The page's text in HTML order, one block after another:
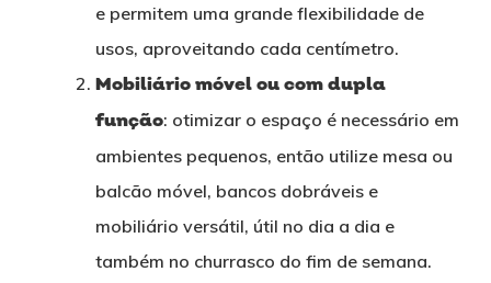
e permitem uma grande flexibilidade de
usos, aproveitando cada centímetro.
Mobiliário móvel ou com dupla
função: otimizar o espaço é necessário em
ambientes pequenos, então utilize mesa ou
balcão móvel, bancos dobráveis e
mobiliário versátil, útil no dia a dia e
também no churrasco do fim de semana.